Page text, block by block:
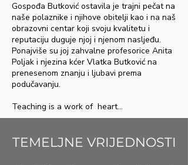
Gospođa Butković ostavila je trajni pečat na
naše polaznike i njihove obitelji kao i na naš
obrazovni centar koji svoju kvalitetu i
reputaciju duguje njoj i njenom nasljeđu.
Ponajviše su joj zahvalne profesorice Anita
Poljak i njezina kćer Vlatka Butković na
prenesenom znanju i ljubavi prema
podučavanju.
Teaching is a work of heart...
TEMELJNE VRIJEDNOSTI